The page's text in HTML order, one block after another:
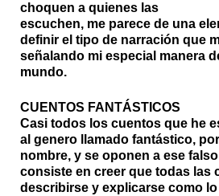
choquen a quienes las
escuchen, me parece de una
definir el tipo de narración que
señalando mi especial manera
mundo.
CUENTOS FANTÁSTICOS
Casi todos los cuentos que he
al genero llamado fantástico,
nombre, y se oponen a ese
consiste en creer que todas las
describirse y explicarse como